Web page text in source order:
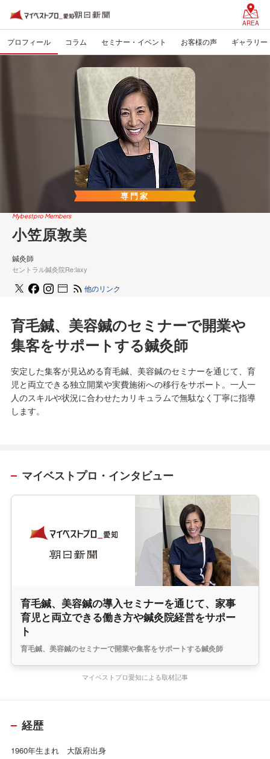
AREA
プロフィール コラム セミナー・イベント お客様の声 ギャラリー
専門家
Mybestpro Members
小笠原敦美
鍼灸師
セントラル鍼灸院Re:laxy
他のリンク
育毛鍼、美容鍼のセミナーで開業や
集客をサポートする鍼灸師
安定した集客が見込める育毛鍼、美容鍼のセミナーを通じて、育
児と両立できる独立開業や実費施術への移行をサポート。一人一
人のスキルや状況に合わせたカリキュラムで無駄なく丁寧に指導
します。
マイベストプロ・インタビュー
育毛鍼、美容鍼の導入セミナーを通じて、家事
育児と両立できる働き方や鍼灸院経営をサポー
ト
育毛鍼、美容鍼のセミナーで開業や集客をサポートする鍼灸師
マイベストプロ愛知による取材記事
経歴
1960年生まれ 大阪府出身